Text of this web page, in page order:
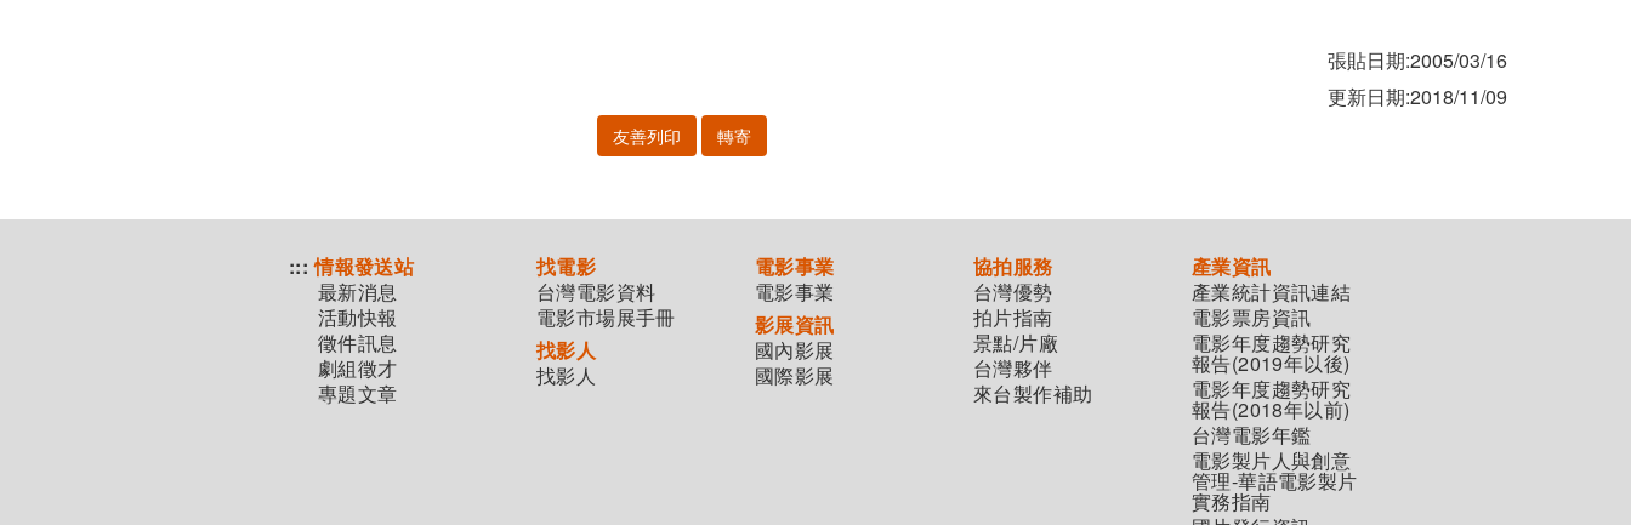
張貼日期:2005/03/16
更新日期:2018/11/09
友善列印 轉寄
::: 情報發送站
最新消息
活動快報
徵件訊息
劇組徵才
專題文章
找電影
台灣電影資料
電影市場展手冊
找影人
找影人
電影事業
電影事業
影展資訊
國內影展
國際影展
協拍服務
台灣優勢
拍片指南
景點/片廠
台灣夥伴
來台製作補助
產業資訊
產業統計資訊連結
電影票房資訊
電影年度趨勢研究
報告(2019年以後)
電影年度趨勢研究
報告(2018年以前)
台灣電影年鑑
電影製片人與創意
管理-華語電影製片
實務指南